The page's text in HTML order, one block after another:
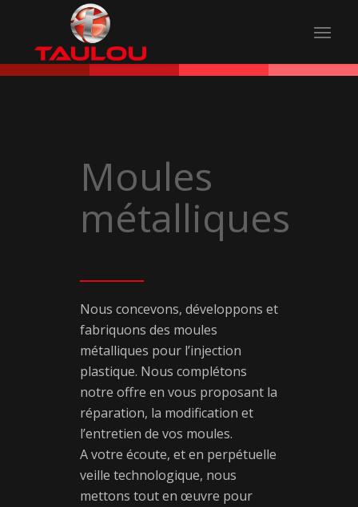
Moules
métalliques
Nous concevons, développons et
fabriquons des moules
métalliques pour l’injection
plastique. Nous complétons
notre offre en vous proposant la
réparation, la modification et
l’entretien de vos moules.
A votre écoute, et en perpétuelle
veille technologique, nous
mettons tout en œuvre pour